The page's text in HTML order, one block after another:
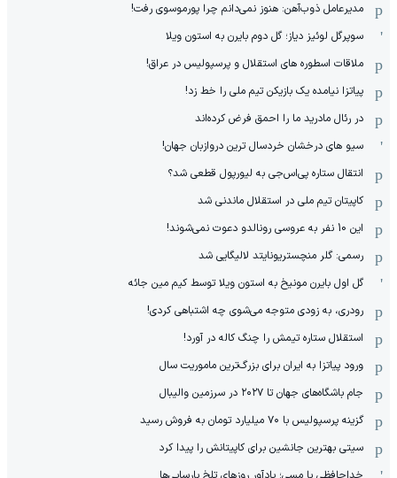
مدیرعامل ذوب‌آهن: هنوز نمی‌دانم چرا پورموسوی رفت!
سوپرگل لوئیز دیاز؛ گل دوم بایرن به استون ویلا
ملاقات اسطوره های استقلال و پرسپولیس در عراق!
پیاتزا نیامده یک بازیکن تیم ملی را خط زد!
در رئال مادرید ما را احمق فرض کرده‌اند
سیو های درخشان خردسال ترین دروازبان جهان!
انتقال ستاره پی‌اس‌جی به لیورپول قطعی شد؟
کاپیتان تیم ملی در استقلال ماندنی شد
این 10 نفر به عروسی رونالدو دعوت نمی‌شوند!
رسمی: گلر منچستریونایتد لالیگایی شد
گل اول بایرن مونیخ به استون ویلا توسط کیم مین جائه
رودری، به زودی متوجه می‌شوی چه اشتباهی کردی!
استقلال ستاره تیمش را چنگ کاله در آورد!
ورود پیاتزا به ایران برای بزرگ‌ترین ماموریت سال
جام باشگاه‌های جهان تا ۲۰۲۷ در سرزمین والیبال
گزینه پرسپولیس با ۷۰ میلیارد تومان به فروش رسید
سیتی بهترین جانشین برای کاپیتانش را پیدا کرد